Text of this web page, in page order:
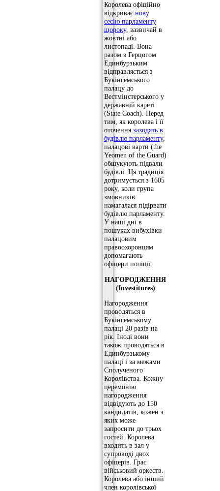
Королева офіційно
відкриває нову
сесію парламенту
щороку, зазвичай в
жовтні або
листопаді. Вона
разом з Герцогом
Единбурзьким
відправляється з
Букінгемського
палацу до
Вестмінстерського у
державній кареті
(State Coach). Перед
тим, як королева і її
оточення заходять в
будівлю парламенту,
палацові варти (the
Yeomen of the Guard)
обшукують підвали
будівлі. Ця традиція
дотримується з 1605
року, коли група
змовників
намагалася підірвати
будівлю парламенту.
У наші дні в
пошуках вибухівки
палацовим
правоохоронцям
допомагають
офіцери поліції.
НАГОРОДЖЕННЯ
(Investitures)
Нагородження
проводяться в
Букінгемському
палаці 20 разів на
рік. Іноді вони
також проводяться в
Единбурзькому
палаці і за межами
Сполученого
Королівства. Кожну
церемонію
нагородження
відвідують до 150
кандидатів, кожен з
яких може
запросити до трьох
гостей. Королева
входить в зал у
супроводі двох
офіцерів. Грає
військовий оркеств.
Королева або інший
член королівської